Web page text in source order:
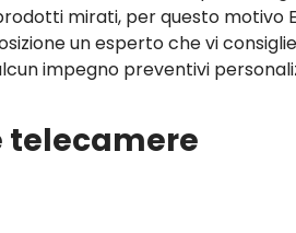
mirati, per questo motivo
un esperto che vi
impegno preventivi
telecamere